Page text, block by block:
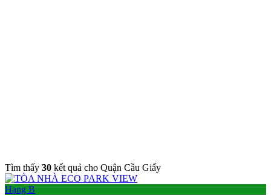
Tìm thấy 30 kết quả cho Quận Cầu Giấy
Hạng B